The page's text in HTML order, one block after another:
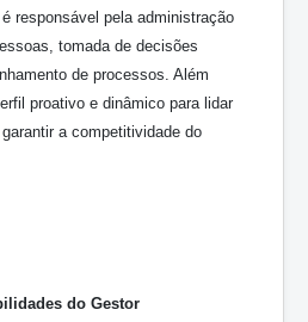
responsável pela administração
tomada de decisões
de processos. Além
proativo e dinâmico para lidar
a competitividade do
do Gestor